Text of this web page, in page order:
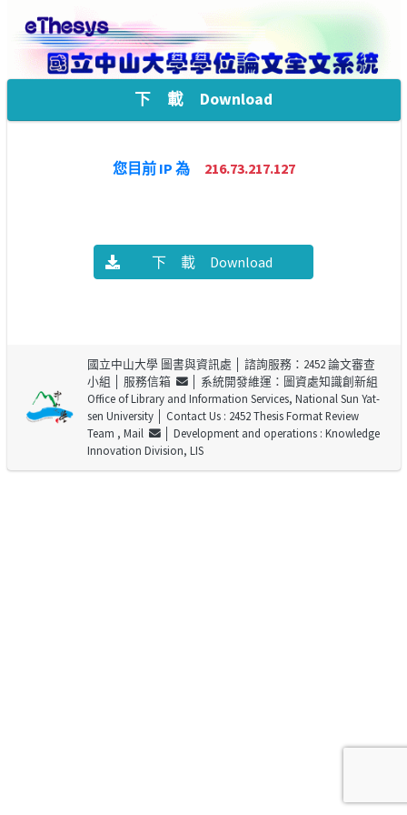
下 載 Download
您目前 IP 為 216.73.217.127
下 載 Download
國立中山大學 圖書與資訊處 │ 諮詢服務：2452 論文審查
小組 │ 服務信箱
│ 系統開發維運：圖資處知識創新組
Office of Library and Information Services, National Sun Yat-
sen University│ Contact Us : 2452 Thesis Format Review
Team , Mail
│ Development and operations : Knowledge
Innovation Division, LIS